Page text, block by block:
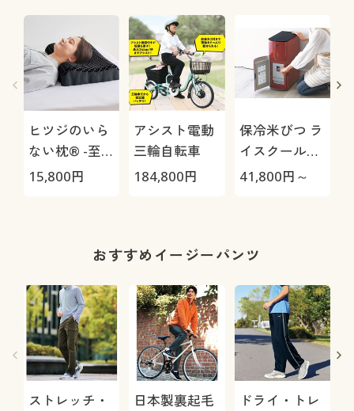
ヒツジのいら
ない枕® -至
極-
15,800円
アシスト電動
三輪自転車
184,800円
保冷米びつ ラ
イスクール
HRC-
41,800円～
おすすめイージーパンツ
ストレッチ・
日本製裏起毛
ドライ・トレ